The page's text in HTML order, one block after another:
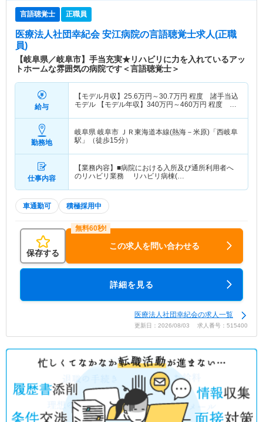
言語聴覚士 正職員
医療法人社団幸紀会 安江病院の言語聴覚士求人(正職
員)
【岐阜県／岐阜市】手当充実★リハビリに力を入れているアッ
トホームな雰囲気の病院です＜言語聴覚士＞
給与
【モデル月収】 25.6万円～30.7万円 程度 諸手当込
モデル 【モデル年収】 340万円～460万円 程度 諸
勤務地
岐阜県 岐阜市 ＪＲ東海道本線(熱海－米原)「西岐阜
駅」（徒歩15分）
仕事内容
【業務内容】■病院における入所及び通所利用者へ
のリハビリ業務 リハビリ病棟(…
車通勤可 積極採用中
保存する
この求人を問い合わせる
詳細を見る
医療法人社団幸紀会の求人一覧
更新日：2026/08/03 求人番号：515400